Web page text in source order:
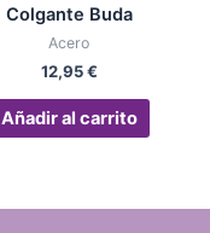
Colgante Buda
Acero
12,95€
Añadir al carrito